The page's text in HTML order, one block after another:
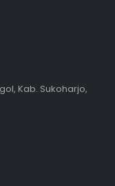
Kab. Sukoharjo,